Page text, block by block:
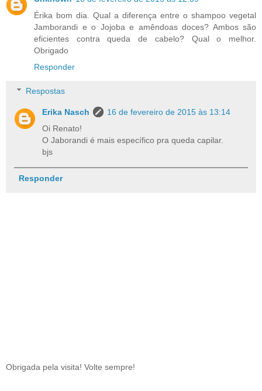
Érika bom dia. Qual a diferença entre o shampoo vegetal
Jamborandi e o Jojoba e amêndoas doces? Ambos são
eficientes contra queda de cabelo? Qual o melhor.
Obrigado
Responder
Respostas
Erika Nasch
16 de fevereiro de 2015 às 13:14
Oi Renato!
O Jaborandi é mais específico pra queda capilar.
bjs
Responder
Obrigada pela visita! Volte sempre!